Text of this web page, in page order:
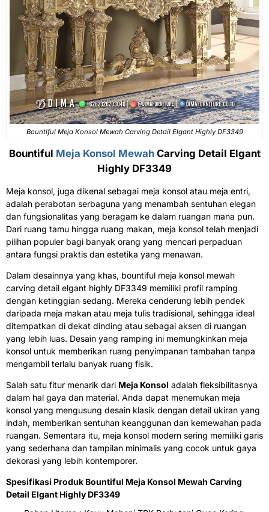
Bountiful Meja Konsol Mewah Carving Detail Elgant Highly DF3349
Bountiful Meja Konsol MewahCarving Detail Elgant
Highly DF3349
Meja konsol, juga dikenal sebagai meja konsol atau meja entri,
adalah perabotan serbaguna yang menambah sentuhan elegan
dan fungsionalitas yang beragam ke dalam ruangan mana pun.
Dari ruang tamu hingga ruang makan, meja konsol telah menjadi
pilihan populer bagi banyak orang yang mencari perpaduan
antara fungsi praktis dan estetika yang menawan.
Dalam desainnya yang khas, bountiful meja konsol mewah
carving detail elgant highly DF3349 memiliki profil ramping
dengan ketinggian sedang. Mereka cenderung lebih pendek
daripada meja makan atau meja tulis tradisional, sehingga ideal
ditempatkan di dekat dinding atau sebagai aksen di ruangan
yang lebih luas. Desain yang ramping ini memungkinkan meja
konsol untuk memberikan ruang penyimpanan tambahan tanpa
mengambil terlalu banyak ruang fisik.
Salah satu fitur menarik dari Meja Konsol adalah fleksibilitasnya
dalam hal gaya dan material. Anda dapat menemukan meja
konsol yang mengusung desain klasik dengan detail ukiran yang
indah, memberikan sentuhan keanggunan dan kemewahan pada
ruangan. Sementara itu, meja konsol modern sering memiliki garis
yang sederhana dan tampilan minimalis yang cocok untuk gaya
dekorasi yang lebih kontemporer.
Spesifikasi Produk Bountiful Meja Konsol Mewah Carving
Detail Elgant Highly DF3349